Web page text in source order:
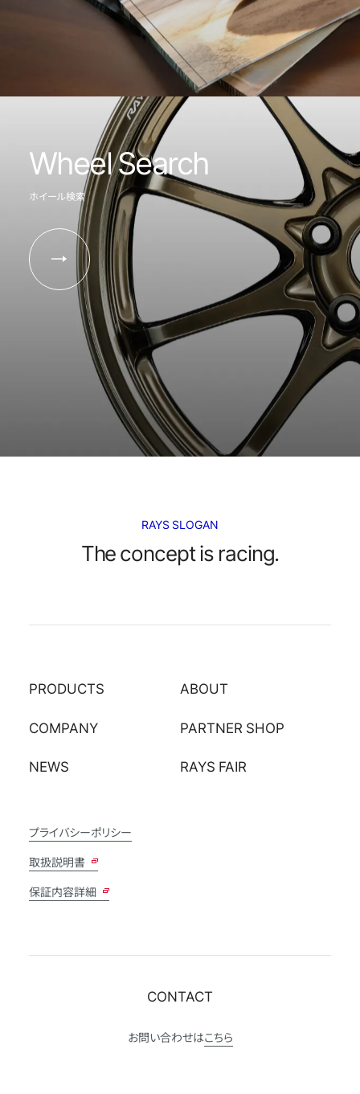
Wheel Search
ホイール検索
RAYS SLOGAN
The concept is racing.
PRODUCTS ABOUT
COMPANY PARTNER SHOP
NEWS RAYS FAIR
プライバシーポリシー
取扱説明書
保証内容詳細
CONTACT
お問い合わせはこちら